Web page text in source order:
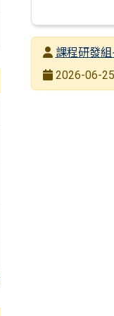
發布者課程研發
發布日期
2026-06-